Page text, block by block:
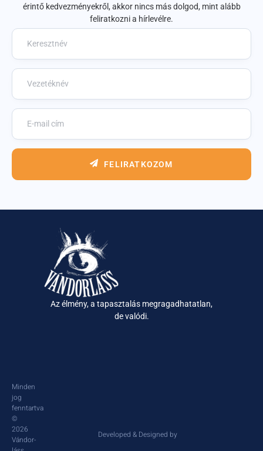
érintő kedvezményekről, akkor nincs más dolgod, mint alább
feliratkozni a hírlevélre.
FELIRATKOZOM
Az élmény, a tapasztalás megragadhatatlan,
de valódi.
Minden
jog
fenntartva
©
2026
Vándor-
Developed & Designed by